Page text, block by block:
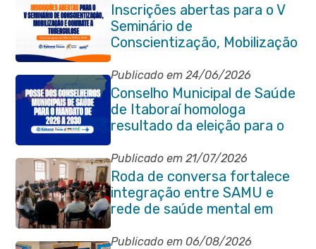
Inscrições abertas para o V
Seminário de
Conscientização, Mobilização
e Combate à Tuberculose em
Itaboraí
Publicado em 24/06/2026
Conselho Municipal de Saúde
de Itaboraí homologa
resultado da eleição para o
quadriênio 2026–2030
Publicado em 21/07/2026
Roda de conversa fortalece
integração entre SAMU e
rede de saúde mental em
Itaboraí
Publicado em 06/08/2026